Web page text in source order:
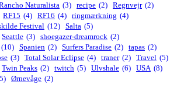
Naturalista (3) recipe (2) Regnvejr (2)
RF15 (4) RF16 (4) ringmærkning (4)
Festival (12) Salta (5)
Seattle (3) shoegazer-dreamrock (2)
(10) Spanien (2) Surfers Paradise (2) tapas (2)
(3) Total Solar Eclipse (4) traner (2) Travel (5)
Twin Peaks (2) twitch (5) Ulvshale (6) USA (8)
Ørnevåge (2)